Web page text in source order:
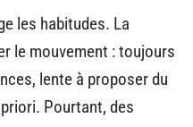
les habitudes. La
le mouvement : toujours
lente à proposer du
Pourtant, des